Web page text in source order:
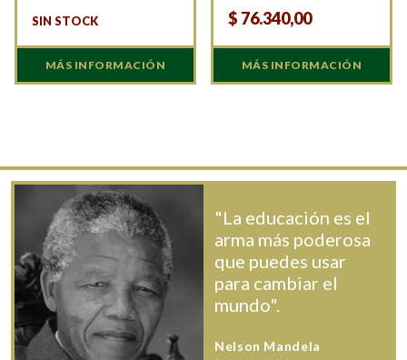
SIN STOCK
MÁS INFORMACIÓN
$ 76.340,00
MÁS INFORMACIÓN
"La educación es el
arma más poderosa
que puedes usar
para cambiar el
mundo".
Nelson Mandela